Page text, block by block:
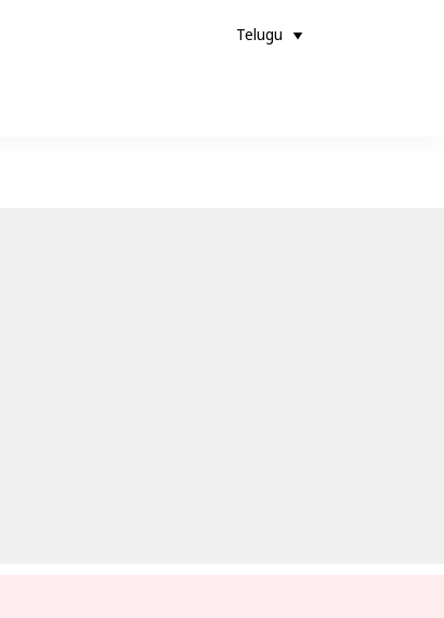
Telugu